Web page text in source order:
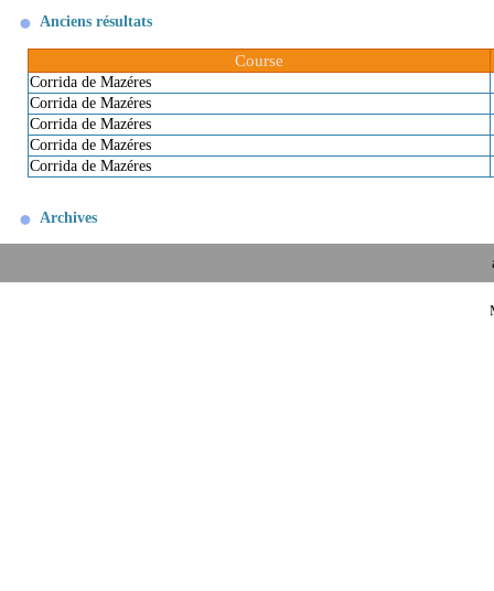
Anciens résultats
Course
Corrida de Mazéres
Corrida de Mazéres
Corrida de Mazéres
Corrida de Mazéres
Corrida de Mazéres
Archives